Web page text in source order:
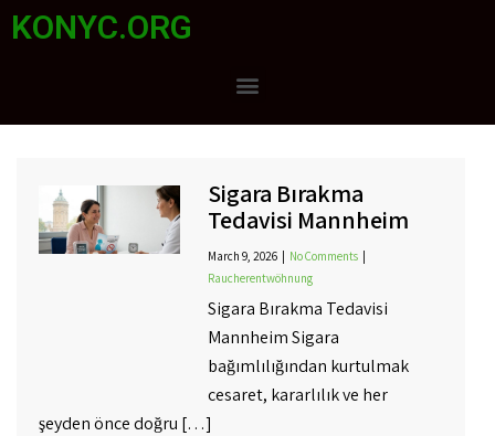
KONYC.ORG
Sigara Bırakma
Tedavisi Mannheim
March 9, 2026 No Comments
Raucherentwöhnung
Sigara Bırakma Tedavisi
Mannheim Sigara
bağımlılığından kurtulmak
cesaret, kararlılık ve her
şeyden önce doğru […]